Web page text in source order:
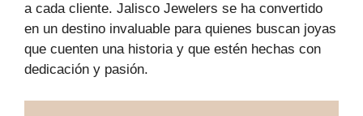
a cada cliente. Jalisco Jewelers se ha convertido
en un destino invaluable para quienes buscan joyas
que cuenten una historia y que estén hechas con
dedicación y pasión.